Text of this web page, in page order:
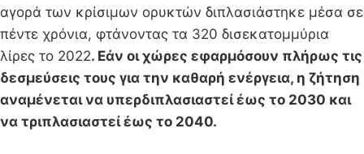
αγορά των κρίσιμων ορυκτών διπλασιάστηκε μέσα σε
πέντε χρόνια, φτάνοντας τα 320 δισεκατομμύρια
λίρες το 2022. Εάν οι χώρες εφαρμόσουν πλήρως τις
δεσμεύσεις τους για την καθαρή ενέργεια, η ζήτηση
αναμένεται να υπερδιπλασιαστεί έως το 2030 και
να τριπλασιαστεί έως το 2040.